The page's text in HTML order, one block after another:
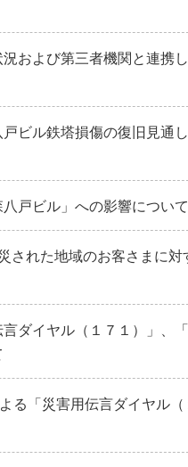
および第三者機関と連携
ビル鉄塔損傷の復旧見通
戸ビル」への影響について
された地域のお客さまに対
ダイヤル（１７１）」、
る「災害用伝言ダイヤル（